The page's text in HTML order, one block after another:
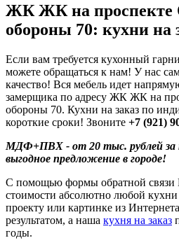
ЖК ЖК на проспекте
обороны 70: кухни на
Если вам требуется кухонный
можете обращаться к нам! У нас
качество! Вся мебель идет
замерщика по адресу ЖК ЖК на
обороны 70. Кухни на заказ по
короткие сроки! Звоните +7 (921)
МДФ+ПВХ - от 20 тыс. рублей за
выгодное предложение в городе!
С помощью формы обратной связи
стоимости абсолютно любой
проекту или картинке из
результатом, а наша кухня на заказ
годы.